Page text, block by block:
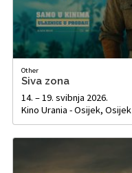
Other
Siva zona
14. – 19. svibnja 2026.
Kino Urania - Osijek, Osijek